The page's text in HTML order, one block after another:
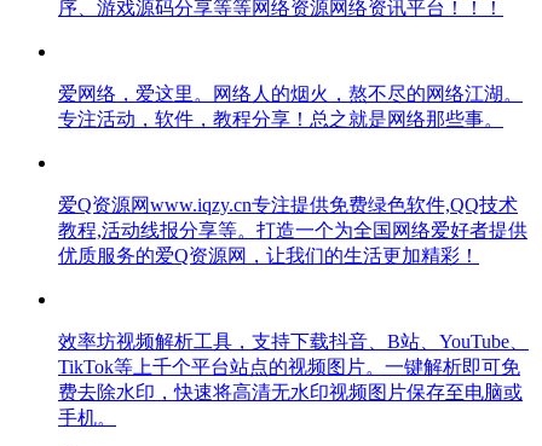
序、游戏源码分享等等网络资源网络资讯平台！！！
爱网络，爱这里。网络人的烟火，熬不尽的网络江湖。
专注活动，软件，教程分享！总之就是网络那些事。
爱Q资源网www.iqzy.cn专注提供免费绿色软件,QQ技术
教程,活动线报分享等。打造一个为全国网络爱好者提供
优质服务的爱Q资源网，让我们的生活更加精彩！
效率坊视频解析工具，支持下载抖音、B站、YouTube、
TikTok等上千个平台站点的视频图片。一键解析即可免
费去除水印，快速将高清无水印视频图片保存至电脑或
手机。